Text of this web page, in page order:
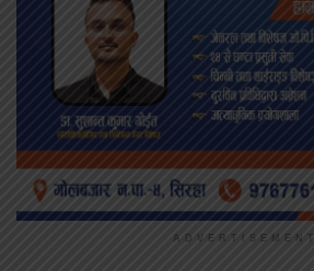
ADVERTISEMENT